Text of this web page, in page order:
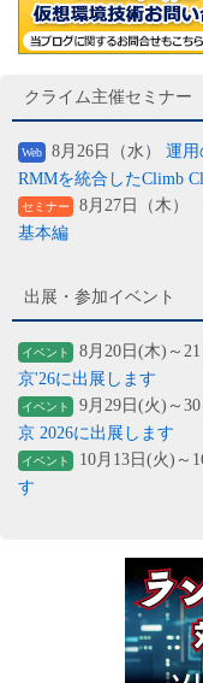
クライム主催セミナー
Web 8月26日（水） 運用
RMMを統合したClimb
セミナー 8月27日（木）
基本編
出展・参加イベント
イベント 8月20日(木)～
京'26に出展します
イベント 9月29日(火)～
京 2026に出展します
イベント 10月13日(火)～
す